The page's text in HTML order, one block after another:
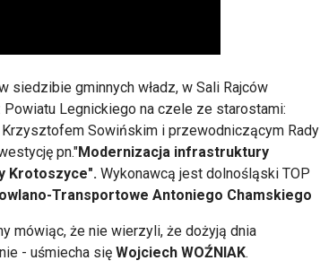
siedzibie gminnych władz, w Sali Rajców
Powiatu Legnickiego na czele ze starostami:
Krzysztofem Sowińskim i przewodniczącym Rady
pn."Modernizacja infrastruktury
Krotoszyce". Wykonawcą jest dolnośląski TOP
Transportowe Antoniego Chamskiego
mówiąc, że nie wierzyli, że dożyją dnia
- uśmiecha się Wojciech WOŹNIAK.